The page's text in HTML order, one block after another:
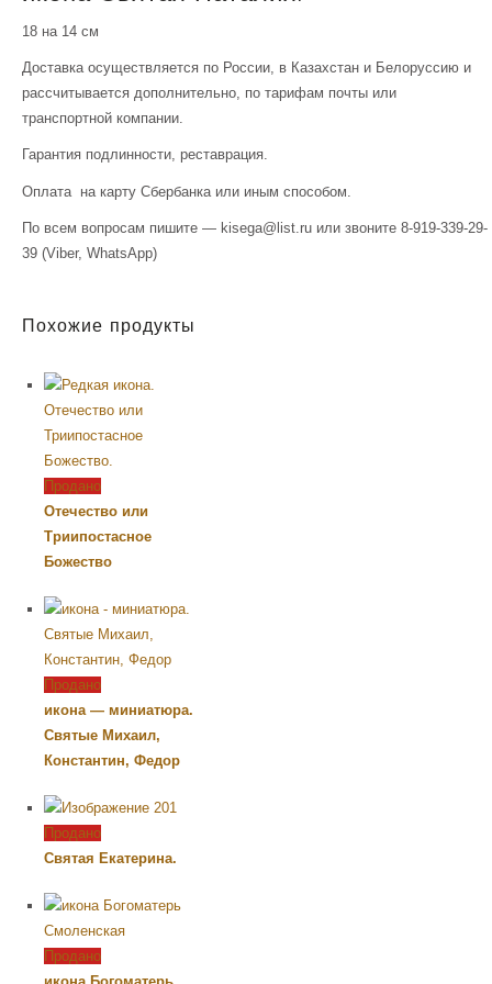
18 на 14 см
Доставка осуществляется по России, в Казахстан и Белоруссию и
рассчитывается дополнительно, по тарифам почты или
транспортной компании.
Гарантия подлинности, реставрация.
Оплата на карту Сбербанка или иным способом.
По всем вопросам пишите — kisega@list.ru или звоните 8-919-339-29-
39 (Viber, WhatsApp)
Похожие продукты
Продано
Отечество или
Триипостасное
Божество
Продано
икона — миниатюра.
Святые Михаил,
Константин, Федор
Продано
Святая Екатерина.
Продано